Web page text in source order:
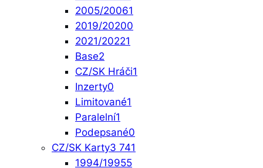
2005/20061
2019/20200
2021/20221
Base2
CZ/SK Hráči1
Inzerty0
Limitované1
Paralelní1
Podepsané0
CZ/SK Karty3 741
1994/19955